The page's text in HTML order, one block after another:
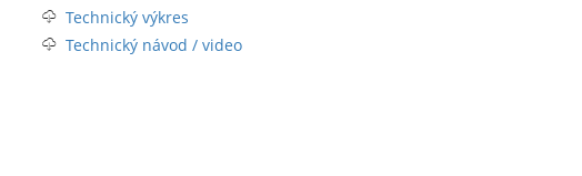
Technický výkres
Technický návod / video